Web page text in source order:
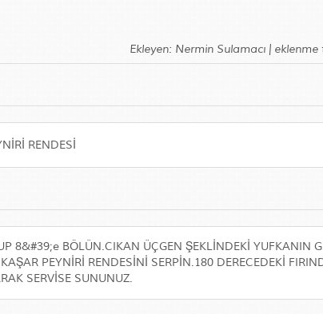
Ekleyen: Nermin Sulamacı |
RENDESİ
8&#39;e BÖLÜN.CIKAN ÜÇGEN ŞEKLİNDEKİ YUFKANIN
PEYNİRİ RENDESİNİ SERPİN.180 DERECEDEKİ
SERVİSE SUNUNUZ.